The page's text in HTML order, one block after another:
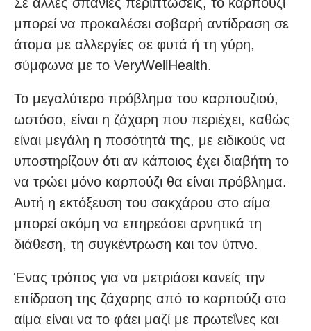
μπορεί να προκαλέσει σοβαρή αντίδραση σε
άτομα με αλλεργίες σε φυτά ή τη γύρη,
σύμφωνα με το VeryWellHealth.
Το μεγαλύτερο πρόβλημα του καρπουζιού,
ωστόσο, είναι η ζάχαρη που περιέχει, καθώς
είναι μεγάλη η ποσότητά της, με ειδικούς να
υποστηρίζουν ότι αν κάποιος έχει διαβήτη το
να τρώει μόνο καρπούζι θα είναι πρόβλημα.
Αυτή η εκτόξευση του σακχάρου στο αίμα
μπορεί ακόμη να επηρεάσει αρνητικά τη
διάθεση, τη συγκέντρωση και τον ύπνο.
Ένας τρόπος για να μετριάσει κανείς την
επίδραση της ζάχαρης από το καρπούζι στο
αίμα είναι να το φάει μαζί με πρωτεΐνες και